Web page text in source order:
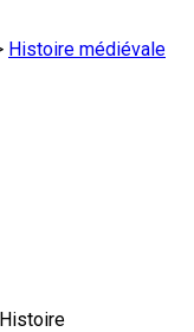
Histoire médiévale